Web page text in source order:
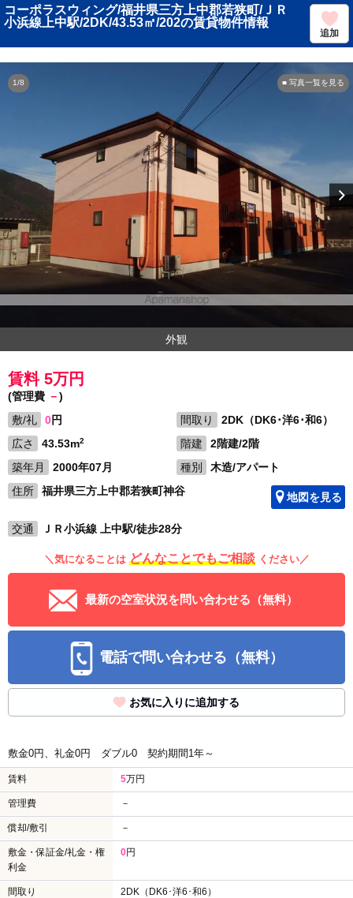
コーポラスウィング/福井県三方上中郡若狭町/ＪＲ
小浜線上中駅/2DK/43.53㎡/202の賃貸物件情報
追加
■ 写真一覧を見る
1/8
外観
賃料 5万円
(管理費 －)
敷/礼
0円 間取り
2DK（DK6･洋6･和6）
広さ
43.53m2 階建
2階建/2階
築年月
2000年07月 種別
木造/アパート
住所
福井県三方上中郡若狭町神谷 地図を見る
交通 ＪＲ小浜線 上中駅/徒歩28分
＼気になることは どんなことでもご相談 ください／
最新の空室状況を問い合わせる（無料）
電話で問い合わせる（無料）
お気に入りに追加する
敷金0円、礼金0円 ダブル0 契約期間1年～
賃料 5万円
管理費 －
償却/敷引 －
敷金・保証金/礼金・権
利金
0円
間取り 2DK（DK6･洋6･和6）